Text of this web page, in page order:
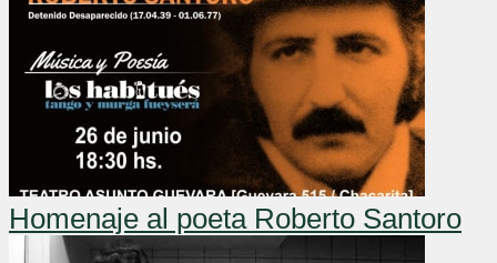
Homenaje al poeta Roberto Santoro